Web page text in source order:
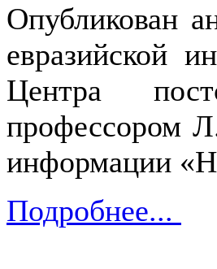
Опубликован
евразийской
Центра
профессором
информации
Подробнее...